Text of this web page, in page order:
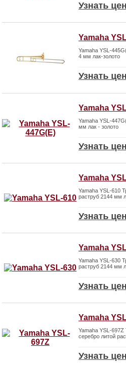
Узнать
Yamaha
Yamaha YSL-
4 мм лак-золото
Узнать
Yamaha
Yamaha YSL-
мм лак - золото
Узнать
Yamaha
Yamaha YSL-610
раструб 2144 мм
Узнать
Yamaha
Yamaha YSL-630
раструб 2144 мм
Узнать
Yamaha
Yamaha YSL-
серебро литой
Узнать